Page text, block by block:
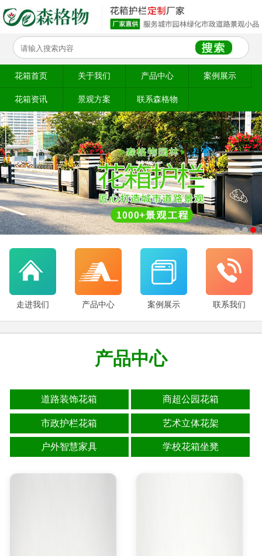
花箱首页 关于我们 产品中心 案例展示
花箱资讯 景观方案 联系森格物
走进我们 产品中心 案例展示 联系我们
产品中心
道路装饰花箱 商超公园花箱
市政护栏花箱 艺术立体花架
户外智慧家具 学校花箱坐凳